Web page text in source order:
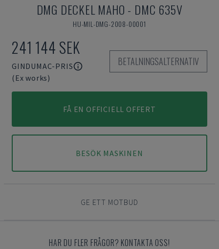
DMG DECKEL MAHO - DMC 635V
HU-MIL-DMG-2008-00001
241 144 SEK
GINDUMAC-PRIS
(Ex works)
BETALNINGSALTERNATIV
FÅ EN OFFICIELL OFFERT
BESÖK MASKINEN
GE ETT MOTBUD
HAR DU FLER FRÅGOR? KONTAKTA OSS!